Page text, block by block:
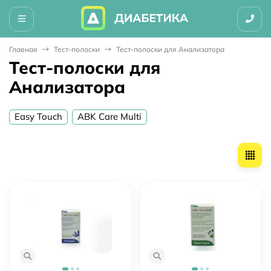
Главная Тест-полоски Тест-полоски для Анализатора
Тест-полоски для
Анализатора
Easy Touch ABK Care Multi